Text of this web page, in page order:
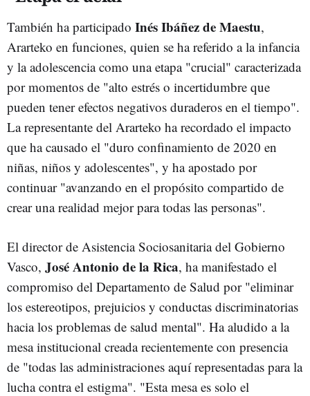
También ha participado Inés Ibáñez de Maestu,
Ararteko en funciones, quien se ha referido a la infancia
y la adolescencia como una etapa "crucial" caracterizada
por momentos de "alto estrés o incertidumbre que
pueden tener efectos negativos duraderos en el tiempo".
La representante del Ararteko ha recordado el impacto
que ha causado el "duro confinamiento de 2020 en
niñas, niños y adolescentes", y ha apostado por
continuar "avanzando en el propósito compartido de
crear una realidad mejor para todas las personas".
El director de Asistencia Sociosanitaria del Gobierno
Vasco, José Antonio de la Rica, ha manifestado el
compromiso del Departamento de Salud por "eliminar
los estereotipos, prejuicios y conductas discriminatorias
hacia los problemas de salud mental". Ha aludido a la
mesa institucional creada recientemente con presencia
de "todas las administraciones aquí representadas para la
lucha contra el estigma". "Esta mesa es solo el